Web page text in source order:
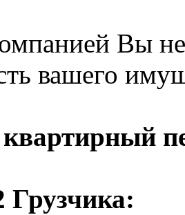
Вы
вашего
Грузчика: